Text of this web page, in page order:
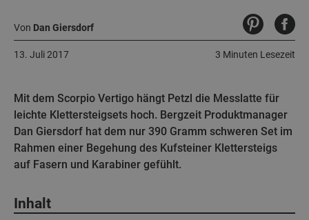
Von Dan Giersdorf
3 Minuten Lesezeit
13. Juli 2017
Mit dem Scorpio Vertigo hängt Petzl die Messlatte für
leichte Klettersteigsets hoch. Bergzeit Produktmanager
Dan Giersdorf hat dem nur 390 Gramm schweren Set im
Rahmen einer Begehung des Kufsteiner Klettersteigs
auf Fasern und Karabiner gefühlt.
Inhalt